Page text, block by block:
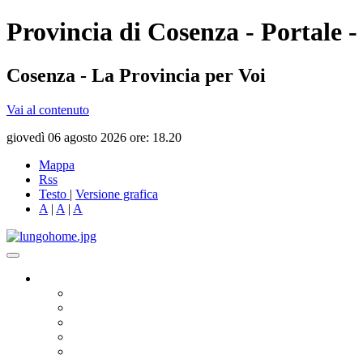
Provincia di Cosenza - Portale
Cosenza - La Provincia per Voi
Vai al contenuto
giovedì 06 agosto 2026 ore: 18.20
Mappa
Rss
Testo | Versione grafica
A | A | A